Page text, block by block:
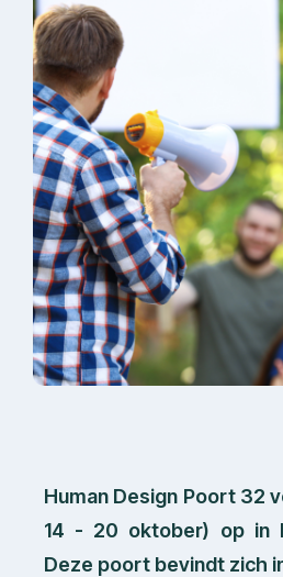
Human Design Poort 32
14 - 20 oktober) op in
Deze poort bevindt zich